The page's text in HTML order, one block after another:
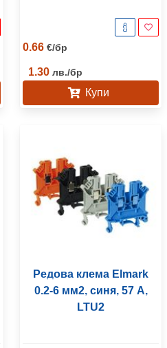
0.66 €/бр
1.30 лв./бр
Купи
Редова клема Elmark
0.2-6 мм2, синя, 57 A,
LTU2